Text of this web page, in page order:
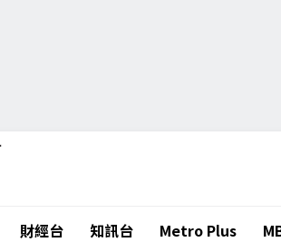
財經台 知訊台 Metro Plus